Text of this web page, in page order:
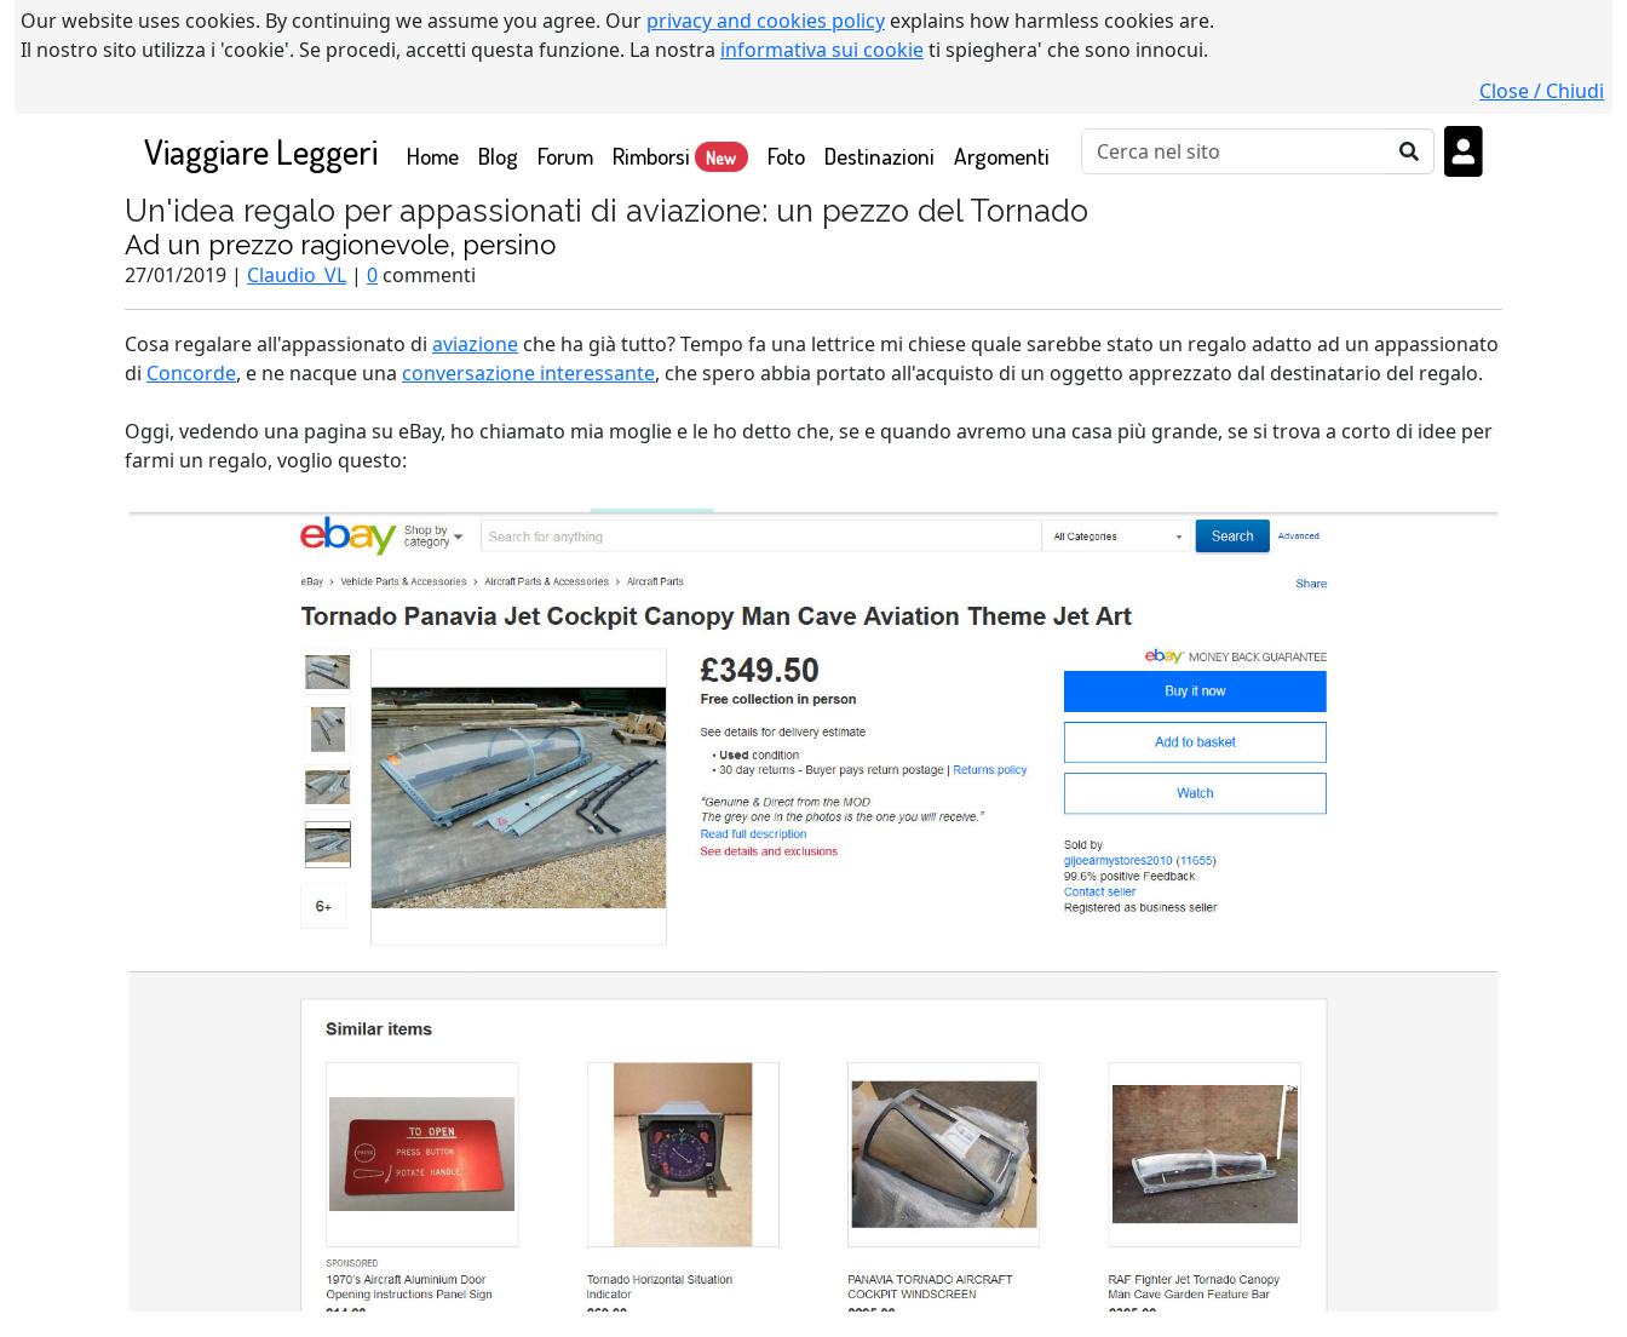
Our website uses cookies. By continuing we assume you agree. Our privacy and cookies policy explains how harmless cookies are.
Il nostro sito utilizza i 'cookie'. Se procedi, accetti questa funzione. La nostra informativa sui cookieti spieghera' che sono innocui.
Close / Chiudi
Viaggiare Leggeri Home(current)
Blog Forum Rimborsi New Foto Destinazioni Argomenti
Un'idea regalo per appassionati di aviazione: un pezzo del Tornado
Ad un prezzo ragionevole, persino
27/01/2019 | Claudio_VL | 0 commenti
Cosa regalare all'appassionato di aviazione che ha già tutto? Tempo fa una lettrice mi chiese quale sarebbe stato un regalo adatto ad un appassionato
di Concorde, e ne nacque una conversazione interessante, che spero abbia portato all'acquisto di un oggetto apprezzato dal destinatario del regalo.
Oggi, vedendo una pagina su eBay, ho chiamato mia moglie e le ho detto che, se e quando avremo una casa più grande, se si trova a corto di idee per
farmi un regalo, voglio questo: